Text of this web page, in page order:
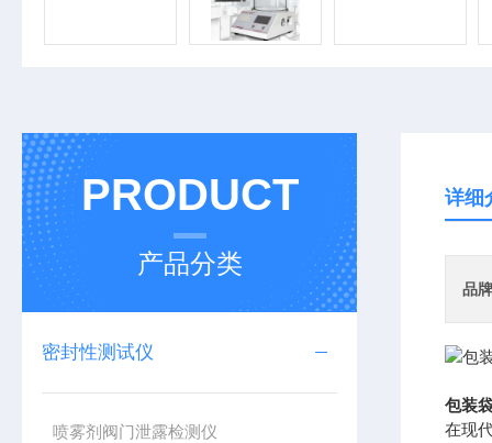
PRODUCT
产品分类
密封性测试仪
喷雾剂阀门泄露检测仪
详细
品牌
包装
在现